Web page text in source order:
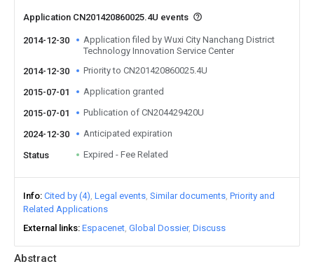
Abstract
Application CN201420860025.4U events
2014-12-30
Application filed by Wuxi City Nanchang District
Technology Innovation Service Center
2014-12-30
Priority to CN201420860025.4U
2015-07-01 Application granted
2015-07-01 Publication of CN204429420U
2024-12-30 Anticipated expiration
Status Expired - Fee Related
Info Cited by (4) Legal events Similar documents Priority and
Related Applications
External links Espacenet Global Dossier Discuss